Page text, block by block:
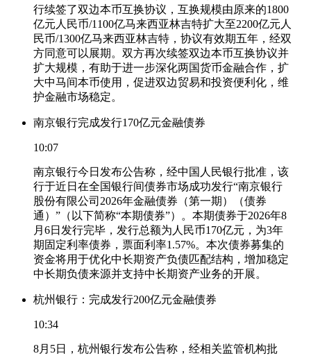
行续签了双边本币互换协议，互换规模由原来的1800
亿元人民币/1100亿马来西亚林吉特扩大至2200亿元人
民币/1300亿马来西亚林吉特，协议有效期五年，经双
方同意可以展期。双方再次续签双边本币互换协议并
扩大规模，有助于进一步深化两国货币金融合作，扩
大中马间本币使用，促进双边贸易和投资便利化，维
护金融市场稳定。
南京银行完成发行170亿元金融债券
10:07
南京银行今日发布公告称，经中国人民银行批准，该
行于近日在全国银行间债券市场成功发行“南京银行
股份有限公司2026年金融债券（第一期）（债券
通）”（以下简称“本期债券”）。本期债券于2026年8
月6日发行完毕，发行总额为人民币170亿元，为3年
期固定利率债券，票面利率1.57%。本次债券募集的
资金将用于优化中长期资产负债匹配结构，增加稳定
中长期负债来源并支持中长期资产业务的开展。
杭州银行：完成发行200亿元金融债券
10:34
8月5日，杭州银行发布公告称，经相关监管机构批